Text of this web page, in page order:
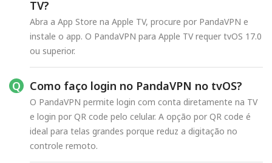
TV?
Abra a App Store na Apple TV, procure por PandaVPN e
instale o app. O PandaVPN para Apple TV requer tvOS 17.0
ou superior.
Como faço login no PandaVPN no tvOS?
O PandaVPN permite login com conta diretamente na TV
e login por QR code pelo celular. A opção por QR code é
ideal para telas grandes porque reduz a digitação no
controle remoto.